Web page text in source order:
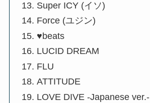
Super ICY (イソ)
Force (ユジン)
♥beats
LUCID DREAM
FLU
ATTITUDE
LOVE DIVE -Japanese ver.-